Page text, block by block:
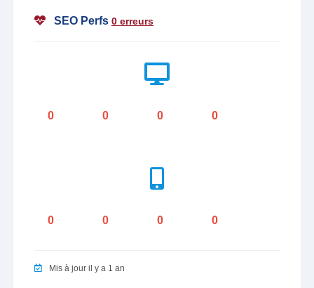
SEO Perfs 0 erreurs
0 0 0 0
0 0 0 0
Mis à jour il y a 1 an